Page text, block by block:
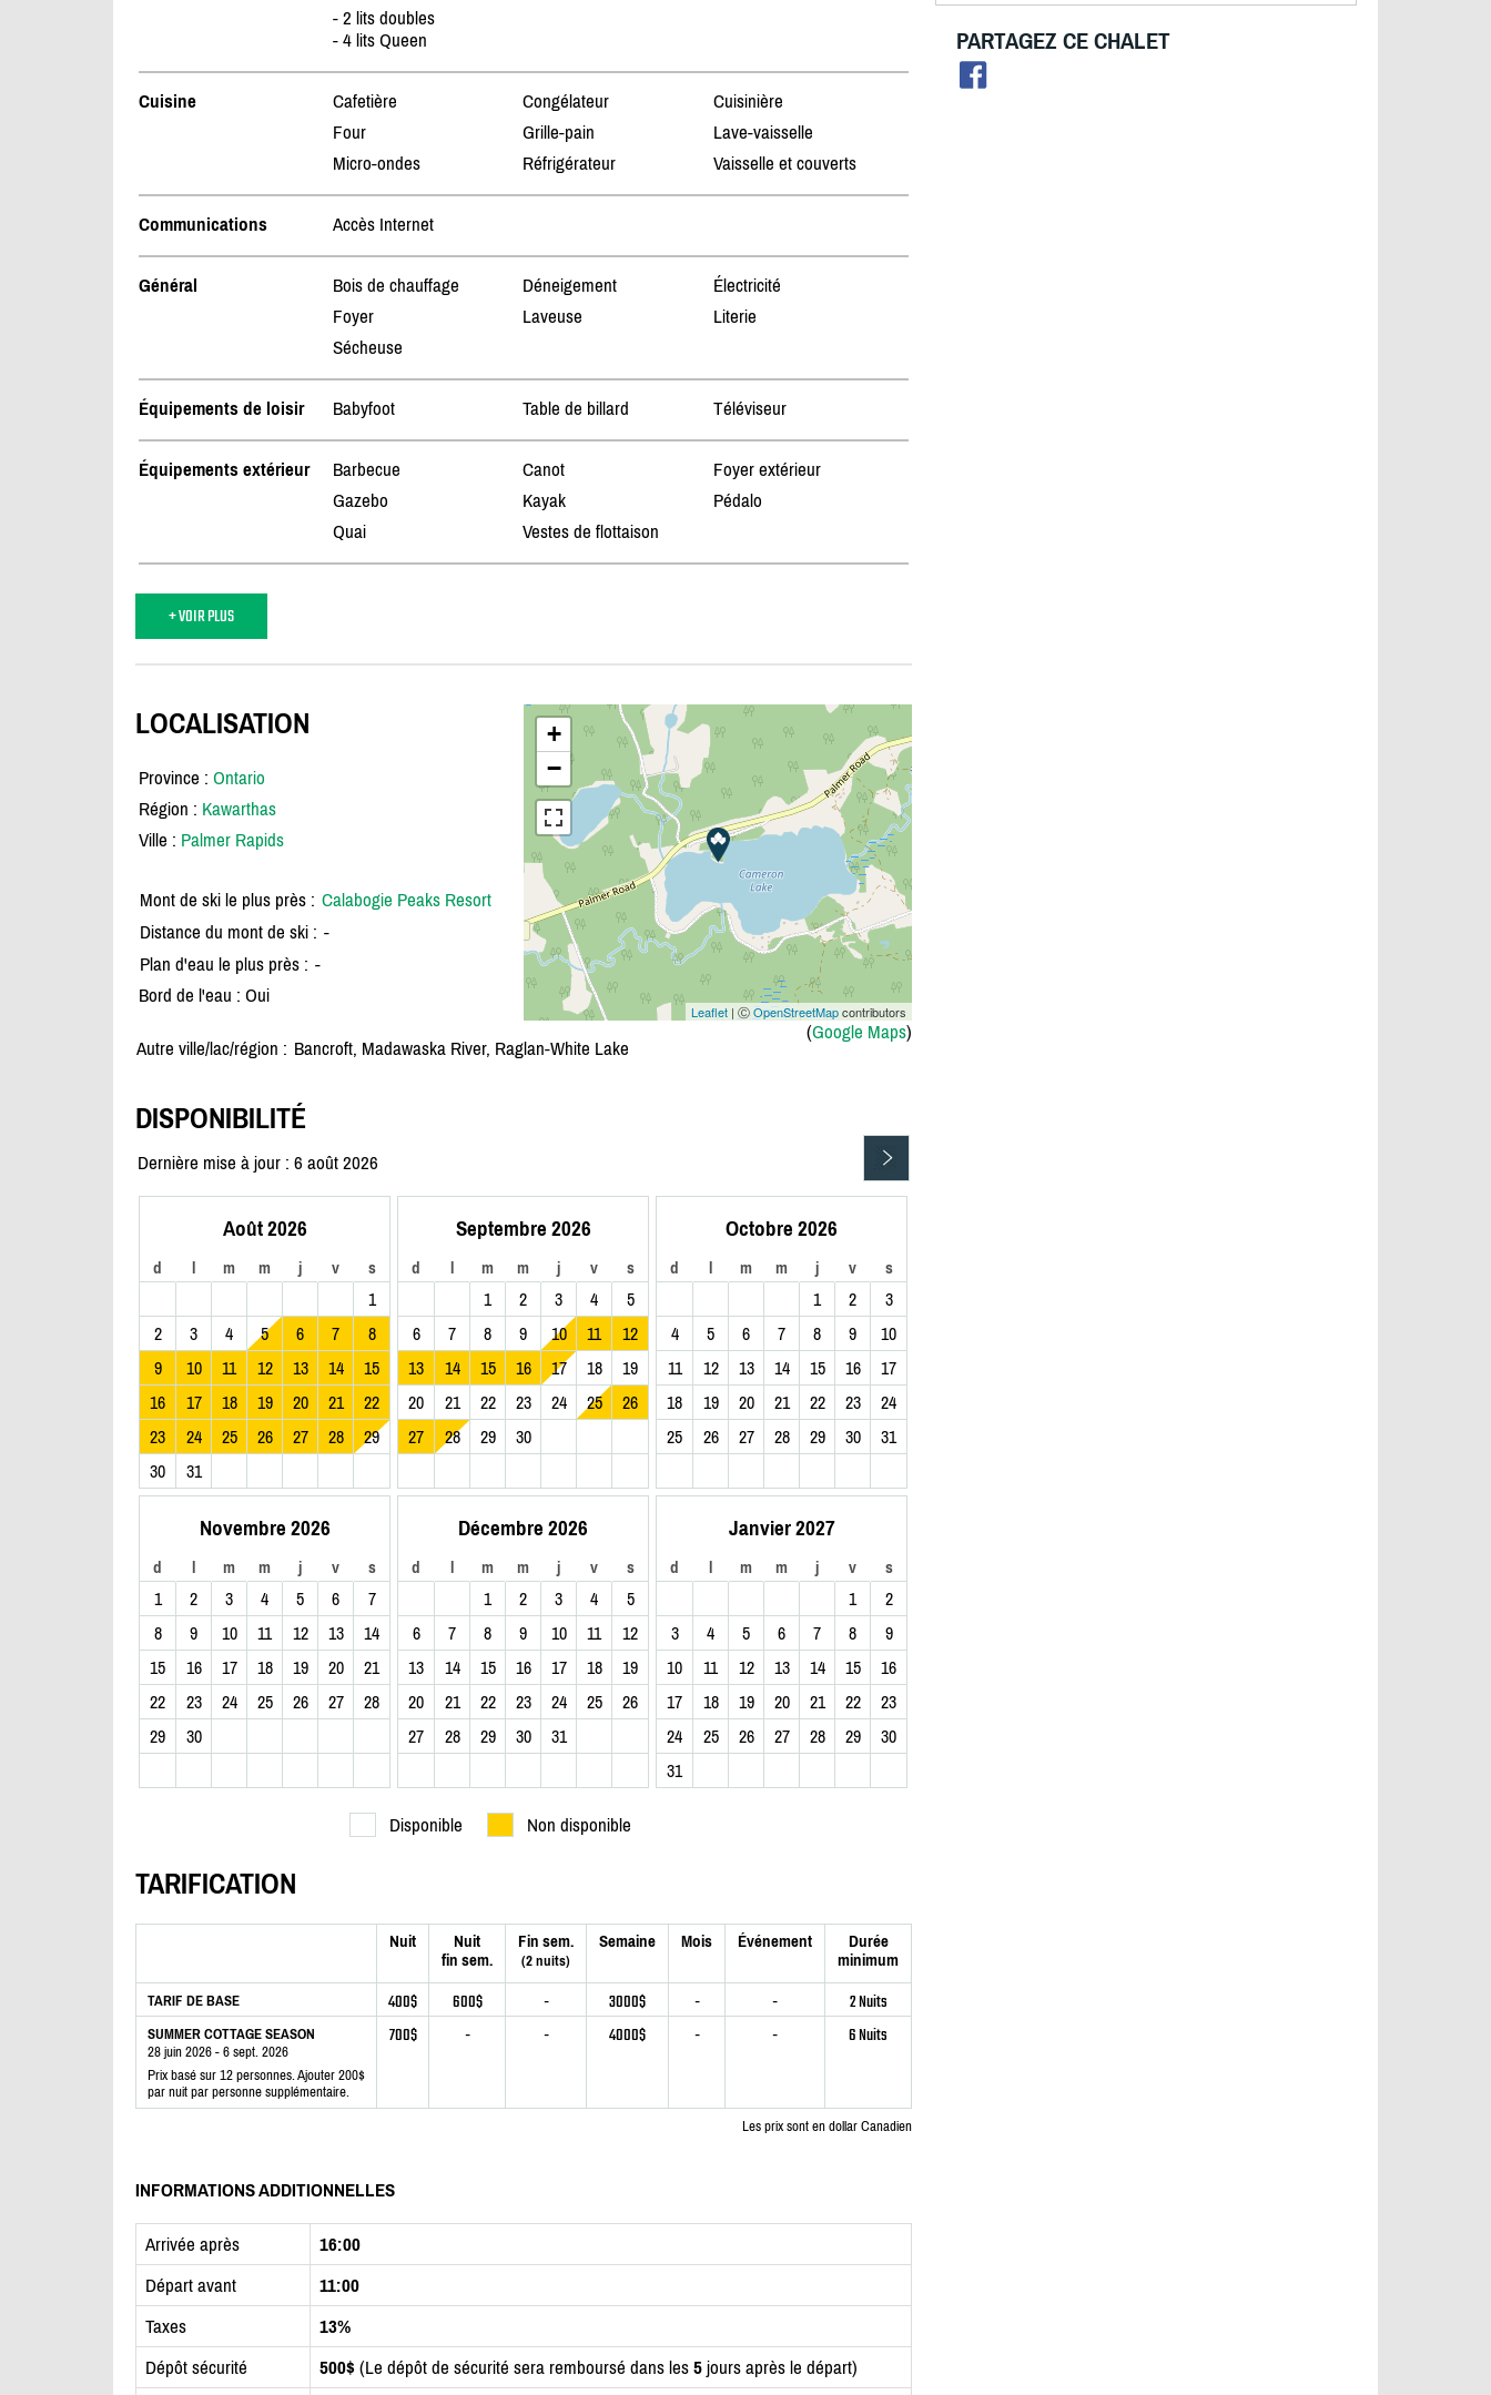
- 2 lits doubles
- 4 lits Queen
Cuisine Cafetière Congélateur
Cuisinière
Four
Grille-pain
Lave-vaisselle
Micro-ondes
Réfrigérateur Vaisselle et couverts
Communications Accès Internet
Général Bois de chauffage Déneigement
Électricité
Foyer
Laveuse
Literie
Sécheuse
Équipements de loisir Babyfoot Table de billard Téléviseur
Équipements extérieur Barbecue Canot
Foyer extérieur
Gazebo
Kayak
Pédalo
Quai
Vestes de flottaison
+ VOIR PLUS
+
−
Leaflet | ⒸOpenStreetMapcontributors
(Google Maps)
LOCALISATION
Province : Ontario
Région : Kawarthas
Ville : Palmer Rapids
Mont de ski le plus près : Calabogie Peaks Resort
Distance du mont de ski : -
Plan d'eau le plus près : -
Bord de l'eau : Oui
Autre ville/lac/région : Bancroft, Madawaska River, Raglan-White Lake
DISPONIBILITÉ
Dernière mise à jour : 6 août 2026
Août 2026
d l m m j v s
1
2
3 4 5 6 7
8
9
10 11 12 13 14
15
16
17 18 19 20 21
22
23
24 25 26 27 28
29
30
31
Septembre 2026
d l m m j v s
1 2 3 4
5
6
7 8 9 10 11
12
13
14 15 16 17 18
19
20
21 22 23 24 25
26
27
28 29 30
Octobre 2026
d l m m j v s
1 2
3
4
5 6 7 8 9
10
11
12 13 14 15 16
17
18
19 20 21 22 23
24
25
26 27 28 29 30 31
Novembre 2026
d l m m j v s
1 2 3 4 5 6
7
8
9 10 11 12 13
14
15
16 17 18 19 20
21
22
23 24 25 26 27
28
29
30
Décembre 2026
d l m m j v s
1 2 3 4
5
6
7 8 9 10 11
12
13
14 15 16 17 18
19
20
21 22 23 24 25
26
27
28 29 30 31
Janvier 2027
d l m m j v s
1
2
3
4 5 6 7 8
9
10
11 12 13 14 15
16
17
18 19 20 21 22
23
24
25 26 27 28 29
30
31
Disponible Non disponible
TARIFICATION
Nuit
Nuit
fin sem.
Fin sem.
(2 nuits)
Semaine Mois Événement
Durée
minimum
TARIF DE BASE 400$ 600$ - 3000$ - - 2 Nuits
SUMMER COTTAGE SEASON
28 juin 2026 - 6 sept. 2026
Prix basé sur 12 personnes. Ajouter 200$
par nuit par personne supplémentaire.
700$ - - 4000$ - - 6 Nuits
Les prix sont en dollar Canadien
INFORMATIONS ADDITIONNELLES
Arrivée après
16:00
Départ avant
11:00
Taxes
13%
Dépôt sécurité
500$ (Le dépôt de sécurité sera remboursé dans les 5 jours après le départ)
PARTAGEZ CE CHALET